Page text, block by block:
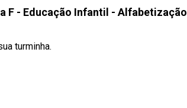
F - Educação Infantil - Alfabetização
turminha.